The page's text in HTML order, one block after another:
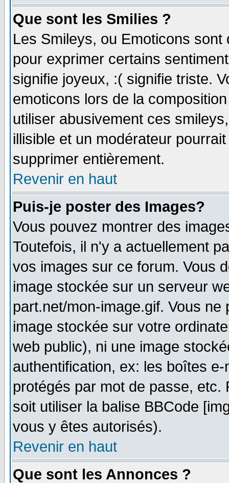
Que sont les Smilies ?
Les Smileys, ou Emoticons
pour exprimer certains
signifie joyeux, :( signifie triste.
emoticons lors de la
utiliser abusivement ces
illisible et un modérateur
supprimer entièrement.
Revenir en haut
Puis-je poster des Images?
Vous pouvez montrer des
Toutefois, il n'y a actuellement
vos images sur ce forum. Vous
image stockée sur un serveur
part.net/mon-image.gif. Vous
image stockée sur votre
web public), ni une image
authentification, ex: les boîtes
protégés par mot de passe,
soit utiliser la balise BBCode
vous y êtes autorisés).
Revenir en haut
Que sont les Annonces ?